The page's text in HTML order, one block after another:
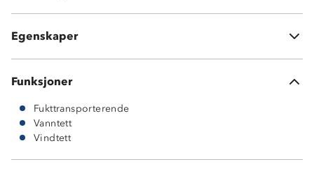
Egenskaper
ProreTex® 12-5 membran
Funksjoner
Fukttransporterende
Vanntett
Vindtett